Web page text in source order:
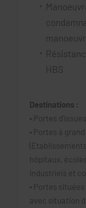
HBS
Destinations :
• Portes
• Portes à
hôpitaux,
industriels et
• Portes
avec situation